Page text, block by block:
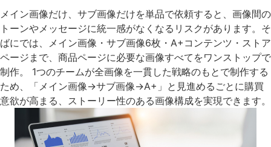
メイン画像だけ、サブ画像だけを単品で依頼すると、画像間の
トーンやメッセージに統一感がなくなるリスクがあります。そ
ばにでは、メイン画像・サブ画像6枚・A+コンテンツ・ストア
ページまで、商品ページに必要な画像すべてをワンストップで
制作。 1つのチームが全画像を一貫した戦略のもとで制作する
ため、「メイン画像→サブ画像→A+」と見進めるごとに購買
意欲が高まる、ストーリー性のある画像構成を実現できます。